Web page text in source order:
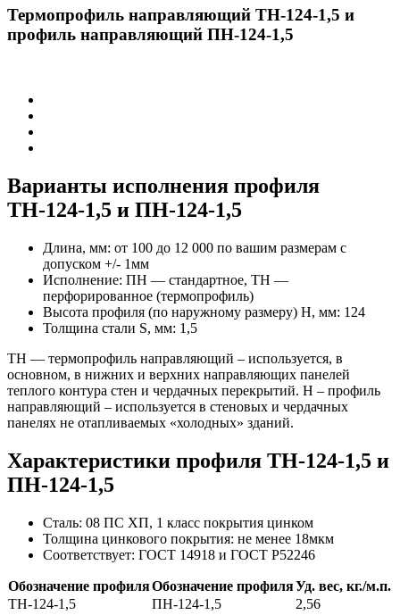
Термопрофиль направляющий ТН-124-1,5 и
профиль направляющий ПН-124-1,5
Варианты исполнения профиля
ТН-124-1,5 и ПН-124-1,5
Длина, мм: от 100 до 12 000 по вашим размерам с
допуском +/- 1мм
Исполнение: ПН — стандартное, ТН —
перфорированное (термопрофиль)
Высота профиля (по наружному размеру) H, мм: 124
Толщина стали S, мм: 1,5
ТН — термопрофиль направляющий – используется, в
основном, в нижних и верхних направляющих панелей
теплого контура стен и чердачных перекрытий. Н – профиль
направляющий – используется в стеновых и чердачных
панелях не отапливаемых «холодных» зданий.
Характеристики профиля ТН-124-1,5 и
ПН-124-1,5
Сталь: 08 ПС ХП, 1 класс покрытия цинком
Толщина цинкового покрытия: не менее 18мкм
Соответствует: ГОСТ 14918 и ГОСТ Р52246
Обозначение профиляОбозначение профиляУд. вес, кг./м.п.
ТН-124-1,5
ПН-124-1,5 2,56